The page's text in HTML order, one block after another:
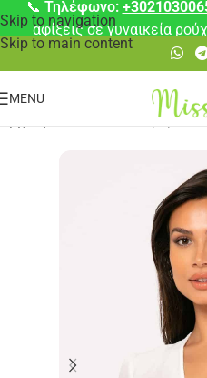
Skip to navigation
Skip to main content
📞 Τηλέφωνο:
αφίξεις σε γυναικεία
MENU
Μπλούζες /